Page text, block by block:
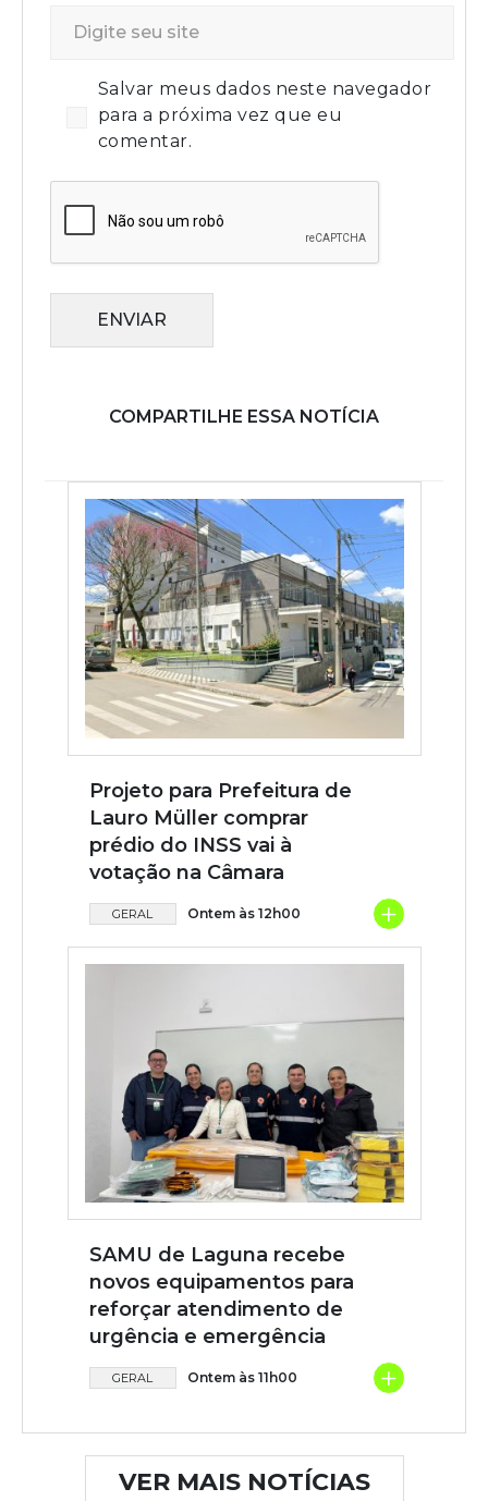
Salvar meus dados neste navegador
para a próxima vez que eu
comentar.
ENVIAR
COMPARTILHE ESSA NOTÍCIA
Projeto para Prefeitura de
Lauro Müller comprar
prédio do INSS vai à
votação na Câmara
GERAL Ontem às 12h00 +
SAMU de Laguna recebe
novos equipamentos para
reforçar atendimento de
urgência e emergência
GERAL Ontem às 11h00 +
VER MAIS NOTÍCIAS